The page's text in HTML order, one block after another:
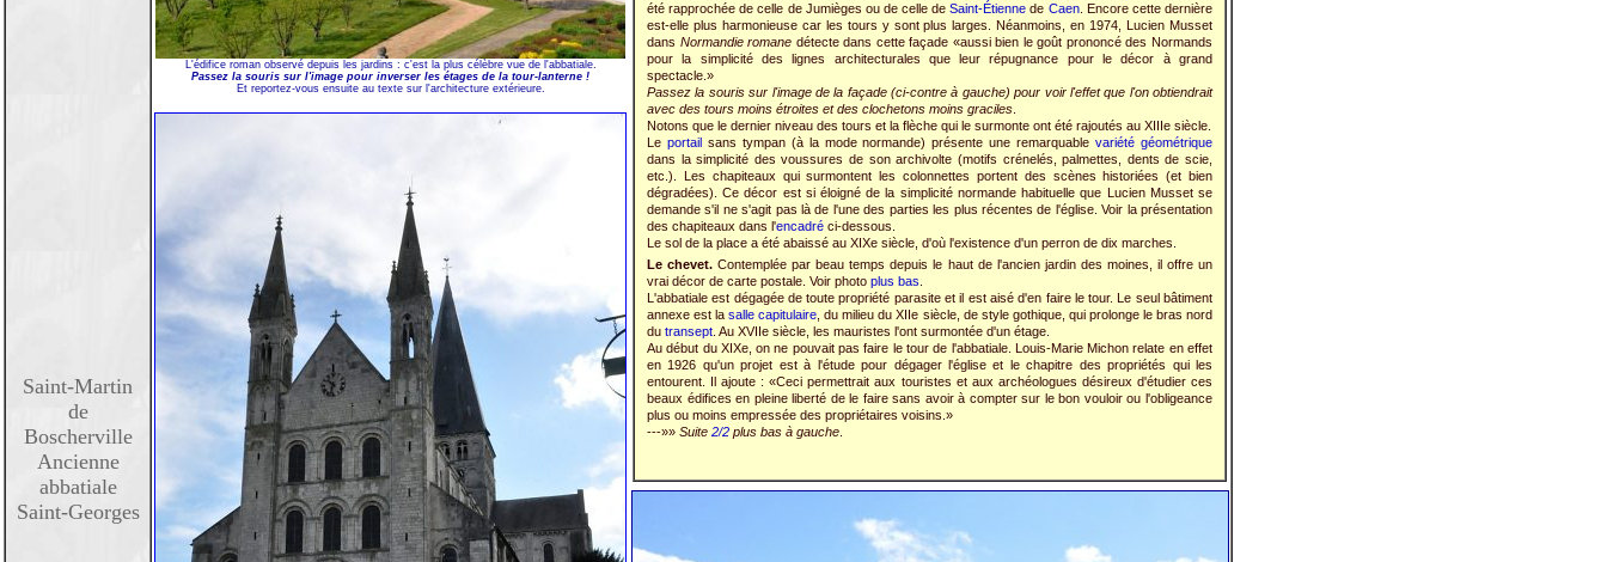
Saint-Martin
de
Boscherville
Ancienne
abbatiale
Saint-Georges
L'édifice roman observé depuis les jardins : c'est la plus célèbre vue de l'abbatiale.
Passez la souris sur l'image pour inverser les étages de la tour-lanterne !
Et reportez-vous ensuite au texte sur l'architecture extérieure.
été rapprochée de celle de Jumièges ou de celle deSaint-Étienne de Caen. Encore cette dernière
est-elle plus harmonieuse car les tours y sont plus larges. Néanmoins, en 1974, Lucien Musset
dans Normandie romane détecte dans cette façade «aussi bien le goût prononcé des Normands
pour la simplicité des lignes architecturales que leur répugnance pour le décor à grand
spectacle.»
Passez la souris sur l'image de la façade (ci-contre à gauche) pour voir l'effet que l'on obtiendrait
avec des tours moins étroites et des clochetons moins graciles
Notons que le dernier niveau des tours et la flèche qui le surmonte ont été rajoutés au XIIIe siècle.
Le portailsans tympan (à la mode normande) présente une remarquablevariété géométrique
dans la simplicité des voussures de son archivolte (motifs crénelés, palmettes, dents de scie,
etc.). Les chapiteaux qui surmontent les colonnettes portent des scènes historiées (et bien
dégradées). Ce décor est si éloigné de la simplicité normande habituelle que Lucien Musset se
demande s'il ne s'agit pas là de l'une des parties les plus récentes de l'église. Voir la présentation
des chapiteaux dans l'encadré ci-dessous.
Le sol de la place a été abaissé au XIXe siècle, d'où l'existence d'un perron de dix marches.
Le chevet. Contemplée par beau temps depuis le haut de l'ancien jardin des moines, il offre un
vrai décor de carte postale. Voir photo plus bas
L'abbatiale est dégagée de toute propriété parasite et il est aisé d'en faire le tour. Le seul bâtiment
annexe est lasalle capitulaire , du milieu du XIIe siècle, de style gothique, qui prolonge le bras nord
du transept . Au XVIIe siècle, les mauristes l'ont surmontée d'un étage.
Au début du XIXe, on ne pouvait pas faire le tour de l'abbatiale. Louis-Marie Michon relate en effet
en 1926 qu'un projet est à l'étude pour dégager l'église et le chapitre des propriétés qui les
entourent. Il ajoute : «Ceci permettrait aux touristes et aux archéologues désireux d'étudier ces
beaux édifices en pleine liberté de le faire sans avoir à compter sur le bon vouloir ou l'obligeance
plus ou moins empressée des propriétaires voisins.»
---»» Suite 2/2 plus bas à gauche